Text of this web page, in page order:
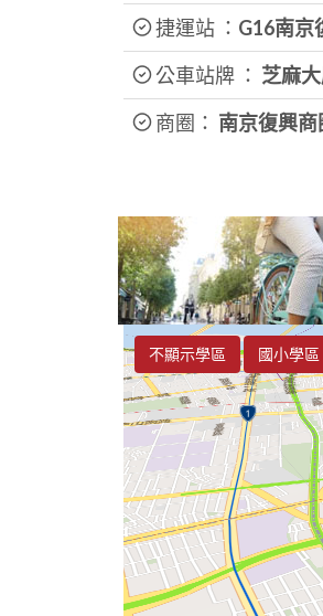
捷運站 ： G16南京
公車站牌 ： 芝麻
商圈： 南京復興商
不顯示學區 國小學區